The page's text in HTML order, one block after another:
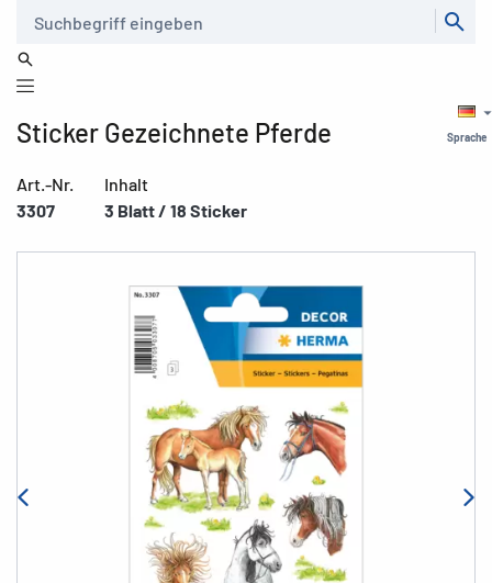
Sprache
Sticker Gezeichnete Pferde
Art.-Nr.
3307
Inhalt
3 Blatt / 18 Sticker